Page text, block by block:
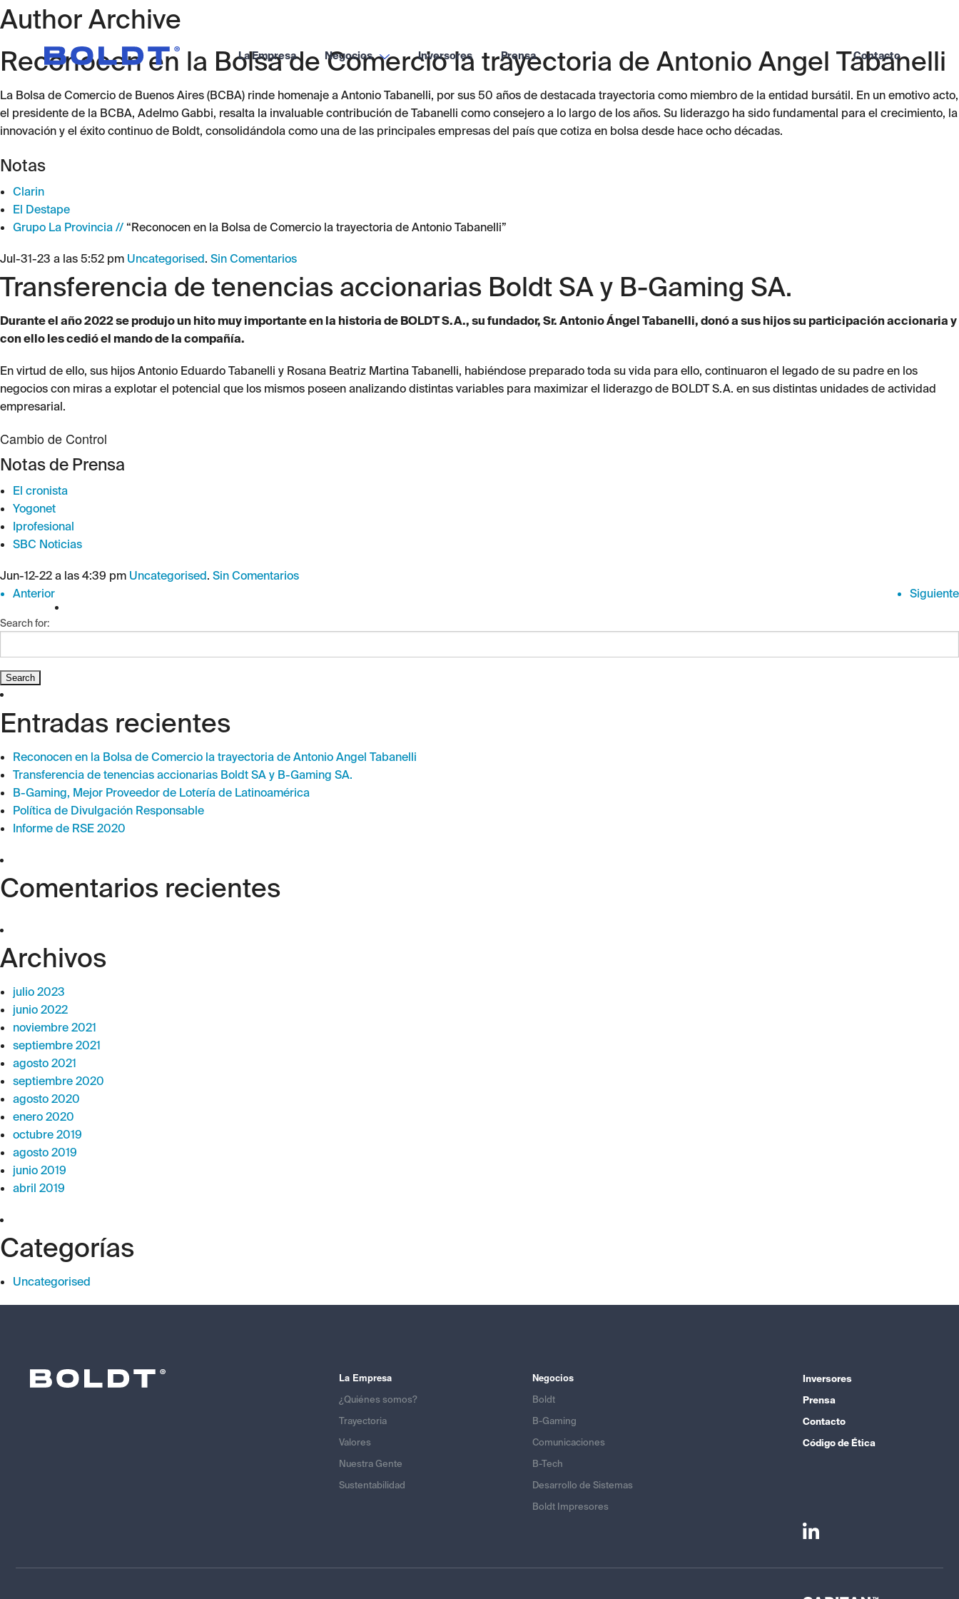
La Empresa Negocios
B-Gaming
Comunicaciones
Inversores Prensa Contacto
Author Archive
Reconocen en la Bolsa de Comercio la trayectoria de Antonio Angel Tabanelli
La Bolsa de Comercio de Buenos Aires (BCBA) rinde homenaje a Antonio Tabanelli, por sus 50 años de destacada trayectoria como miembro de la entidad bursátil. En un emotivo acto,
el presidente de la BCBA, Adelmo Gabbi, resalta la invaluable contribución de Tabanelli como consejero a lo largo de los años. Su liderazgo ha sido fundamental para el crecimiento, la
innovación y el éxito continuo de Boldt, consolidándola como una de las principales empresas del país que cotiza en bolsa desde hace ocho décadas.
Notas
Clarin
El Destape
Grupo La Provincia //“Reconocen en la Bolsa de Comercio la trayectoria de Antonio Tabanelli”
Jul-31-23 a las 5:52 pm Uncategorised. Sin Comentarios
Transferencia de tenencias accionarias Boldt SA y B-Gaming SA.
Durante el año 2022 se produjo un hito muy importante en la historia de BOLDT S.A., su fundador, Sr. Antonio Ángel Tabanelli, donó a sus hijos su participación accionaria y
con ello les cedió el mando de la compañía.
En virtud de ello, sus hijos Antonio Eduardo Tabanelli y Rosana Beatriz Martina Tabanelli, habiéndose preparado toda su vida para ello, continuaron el legado de su padre en los
negocios con miras a explotar el potencial que los mismos poseen analizando distintas variables para maximizar el liderazgo de BOLDT S.A. en sus distintas unidades de actividad
empresarial.
Cambio de Control
Notas de Prensa
El cronista
Yogonet
Iprofesional
SBC Noticias
Jun-12-22 a las 4:39 pm Uncategorised. Sin Comentarios
Siguiente
Anterior
Search for:
Entradas recientes
Reconocen en la Bolsa de Comercio la trayectoria de Antonio Angel Tabanelli
Transferencia de tenencias accionarias Boldt SA y B-Gaming SA.
B-Gaming, Mejor Proveedor de Lotería de Latinoamérica
Política de Divulgación Responsable
Informe de RSE 2020
Comentarios recientes
Archivos
julio 2023
junio 2022
noviembre 2021
septiembre 2021
agosto 2021
septiembre 2020
agosto 2020
enero 2020
octubre 2019
agosto 2019
junio 2019
abril 2019
Categorías
Uncategorised
La Empresa
¿Quiénes somos?
Trayectoria
Valores
Nuestra Gente
Sustentabilidad
Negocios
Boldt
B-Gaming
Comunicaciones
B-Tech
Desarrollo de Sistemas
Boldt Impresores
Inversores
Prensa
Contacto
Código de Ética